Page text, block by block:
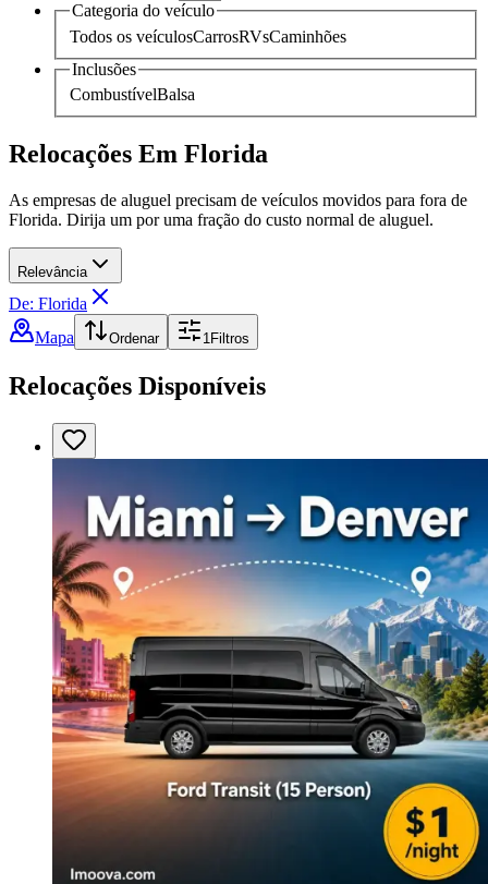
Categoria do veículo
Todos os veículosCarrosRVsCaminhões
Inclusões
CombustívelBalsa
Relocações Em Florida
As empresas de aluguel precisam de veículos movidos para fora de
Florida. Dirija um por uma fração do custo normal de aluguel.
Relevância
De: Florida
Mapa
Ordenar 1Filtros
Relocações Disponíveis